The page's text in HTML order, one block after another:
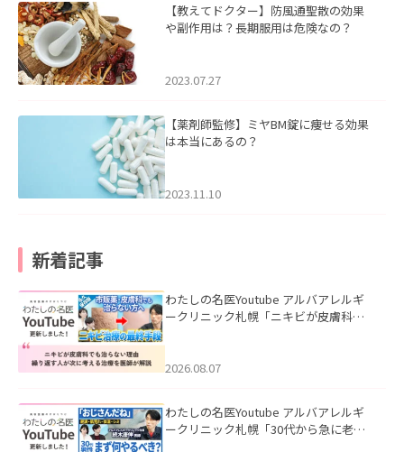
【教えてドクター】防風通聖散の効果
や副作用は？長期服用は危険なの？
2023.07.27
【薬剤師監修】ミヤBM錠に痩せる効果
は本当にあるの？
2023.11.10
新着記事
わたしの名医Youtube アルバアレルギ
ークリニック札幌「ニキビが皮膚科で
ました。
2026.08.07
わたしの名医Youtube アルバアレルギ
ークリニック札幌「30代から急に老け